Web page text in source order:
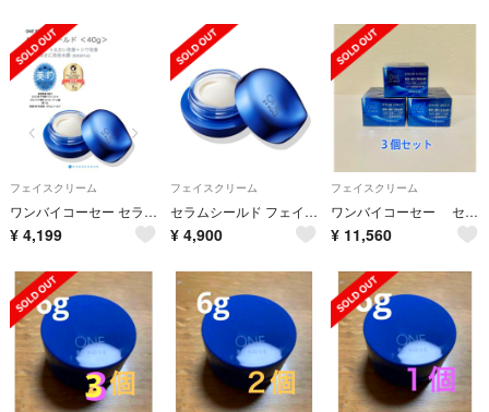
フェイスクリーム
ワンバイコーセー セラムシールド 40g
¥ 4,199
フェイスクリーム
セラムシールド フェイスクリーム
¥ 4,900
フェイスクリーム
ワンバイコーセー セラムシールド 40g ×3個セット
¥ 11,560